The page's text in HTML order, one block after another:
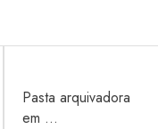
Pasta arquivadora
em ...